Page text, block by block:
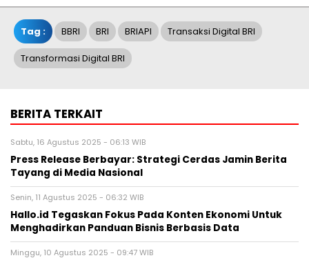
Tag : BBRI BRI BRIAPI Transaksi Digital BRI
Transformasi Digital BRI
BERITA TERKAIT
Sabtu, 16 Agustus 2025 - 06:13 WIB
Press Release Berbayar: Strategi Cerdas Jamin Berita
Tayang di Media Nasional
Senin, 11 Agustus 2025 - 06:32 WIB
Hallo.id Tegaskan Fokus Pada Konten Ekonomi Untuk
Menghadirkan Panduan Bisnis Berbasis Data
Minggu, 10 Agustus 2025 - 09:47 WIB